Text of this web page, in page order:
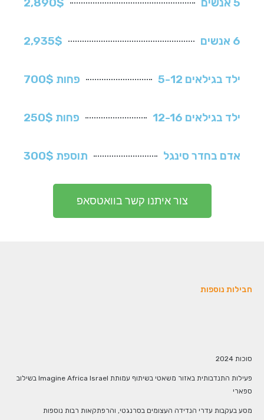
5 אנשים 2,890$
6 אנשים 2,935$
ילד בגילאים 5-12 פחות 700$
ילד בגילאים 12-16 פחות 250$
אדם בחדר סינגל תוספת 300$
צור איתנו קשר בוואטסאפ
חבילות נוספות
סוכות 2024
פעילות התנדבותית באזור משאטי בשיתוף עמותת Imagine Africa Israel בשילוב
ספארי
מסע בעקבות עדרי הנדידה העצומים בסרנגטי, והרפתקאות רבות נוספות